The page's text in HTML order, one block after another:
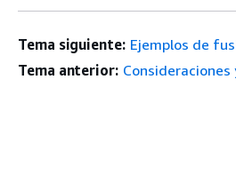
Tema siguiente: Ejemplos de
Tema anterior: